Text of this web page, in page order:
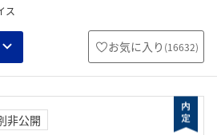
ス
お気に入り (16632)
非公開